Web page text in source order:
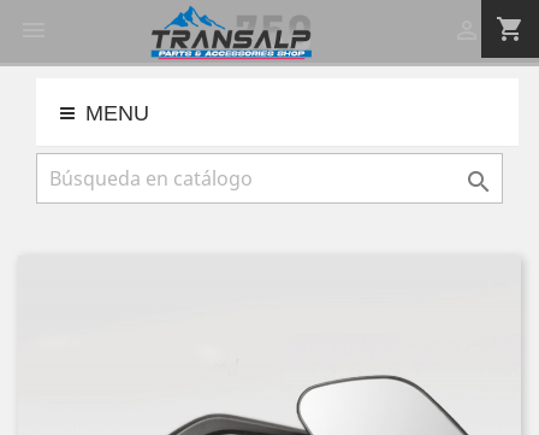
shopping_cart
MENU
